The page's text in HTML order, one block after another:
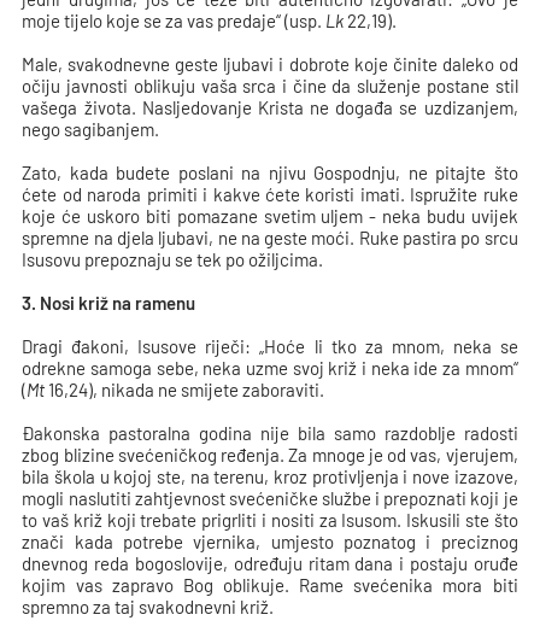
moje tijelo koje se za vas predaje“ (usp. Lk 22,19).
Male, svakodnevne geste ljubavi i dobrote koje činite daleko od
očiju javnosti oblikuju vaša srca i čine da služenje postane stil
vašega života. Nasljedovanje Krista ne događa se uzdizanjem,
nego sagibanjem.
Zato, kada budete poslani na njivu Gospodnju, ne pitajte što
ćete od naroda primiti i kakve ćete koristi imati. Ispružite ruke
koje će uskoro biti pomazane svetim uljem - neka budu uvijek
spremne na djela ljubavi, ne na geste moći. Ruke pastira po srcu
Isusovu prepoznaju se tek po ožiljcima.
3. Nosi križ na ramenu
Dragi đakoni, Isusove riječi: „Hoće li tko za mnom, neka se
odrekne samoga sebe, neka uzme svoj križ i neka ide za mnom“
(Mt 16,24), nikada ne smijete zaboraviti.
Đakonska pastoralna godina nije bila samo razdoblje radosti
zbog blizine svećeničkog ređenja. Za mnoge je od vas, vjerujem,
bila škola u kojoj ste, na terenu, kroz protivljenja i nove izazove,
mogli naslutiti zahtjevnost svećeničke službe i prepoznati koji je
to vaš križ koji trebate prigrliti i nositi za Isusom. Iskusili ste što
znači kada potrebe vjernika, umjesto poznatog i preciznog
dnevnog reda bogoslovije, određuju ritam dana i postaju oruđe
kojim vas zapravo Bog oblikuje. Rame svećenika mora biti
spremno za taj svakodnevni križ.